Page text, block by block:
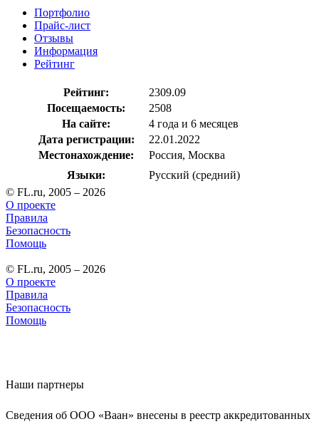
Портфолио
Прайс-лист
Отзывы
Информация
Рейтинг
Рейтинг:
2309.09
Посещаемость:
2508
На сайте:
4 года и 6 месяцев
Дата регистрации:
22.01.2022
Местонахождение:
Россия, Москва
Языки:
Русский (средний)
© FL.ru, 2005 – 2026
О проекте
Правила
Безопасность
Помощь
© FL.ru, 2005 – 2026
О проекте
Правила
Безопасность
Помощь
Наши партнеры
Сведения об ООО «Ваан» внесены в реестр аккредитованных